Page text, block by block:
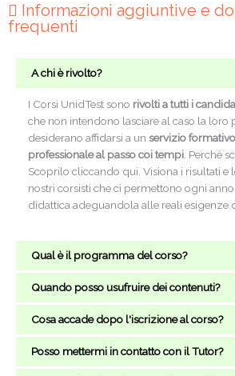
Informazioni aggiuntive e
frequenti
A chi è rivolto?
I Corsi UnidTest sono rivolti a tutti i
che non intendono lasciare al caso la loro
desiderano affidarsi a un servizio
professionale al passo coi tempi. Perché
Scoprilo cliccando qui. Visiona i risultati e
nostri corsisti che ci permettono ogni
didattica adeguandola alle reali esigenze
Qual è il programma del corso?
Quando posso usufruire dei contenuti?
Cosa accade dopo l'iscrizione al corso?
Posso mettermi in contatto con il Tutor?